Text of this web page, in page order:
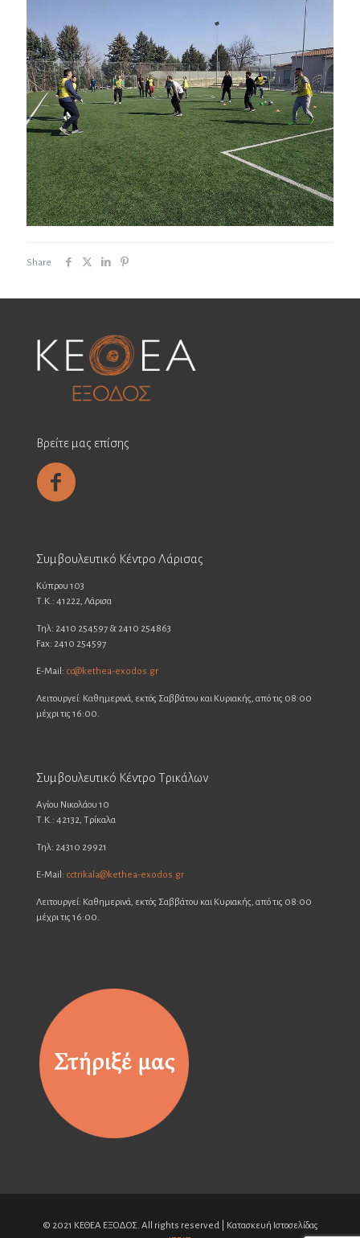
Share
Βρείτε μας επίσης
Συμβουλευτικό Κέντρο Λάρισας
Κύπρου 103
Τ.Κ.: 41222, Λάρισα
Τηλ: 2410 254597 & 2410 254863
Fax: 2410 254597
E-Mail: cc@kethea-exodos.gr
Λειτουργεί: Καθημερινά, εκτός Σαββάτου και Κυριακής, από τις 08:00
μέχρι τις 16:00.
Συμβουλευτικό Κέντρο Τρικάλων
Αγίου Νικολάου 10
Τ.Κ.: 42132, Τρίκαλα
Τηλ: 24310 29921
E-Mail: cctrikala@kethea-exodos.gr
Λειτουργεί: Καθημερινά, εκτός Σαββάτου και Κυριακής, από τις 08:00
μέχρι τις 16:00.
© 2021 ΚΕΘΕΑ ΕΞΟΔΟΣ. All rights reserved | Κατασκευή Ιστοσελίδας